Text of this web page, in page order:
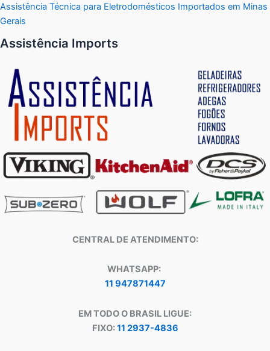
Assistência Técnica para Eletrodomésticos Importados em Minas
Gerais
Assistência Imports
CENTRAL DE ATENDIMENTO:
WHATSAPP:
11 947871447
EM TODO O BRASIL LIGUE:
FIXO:11 2937-4836